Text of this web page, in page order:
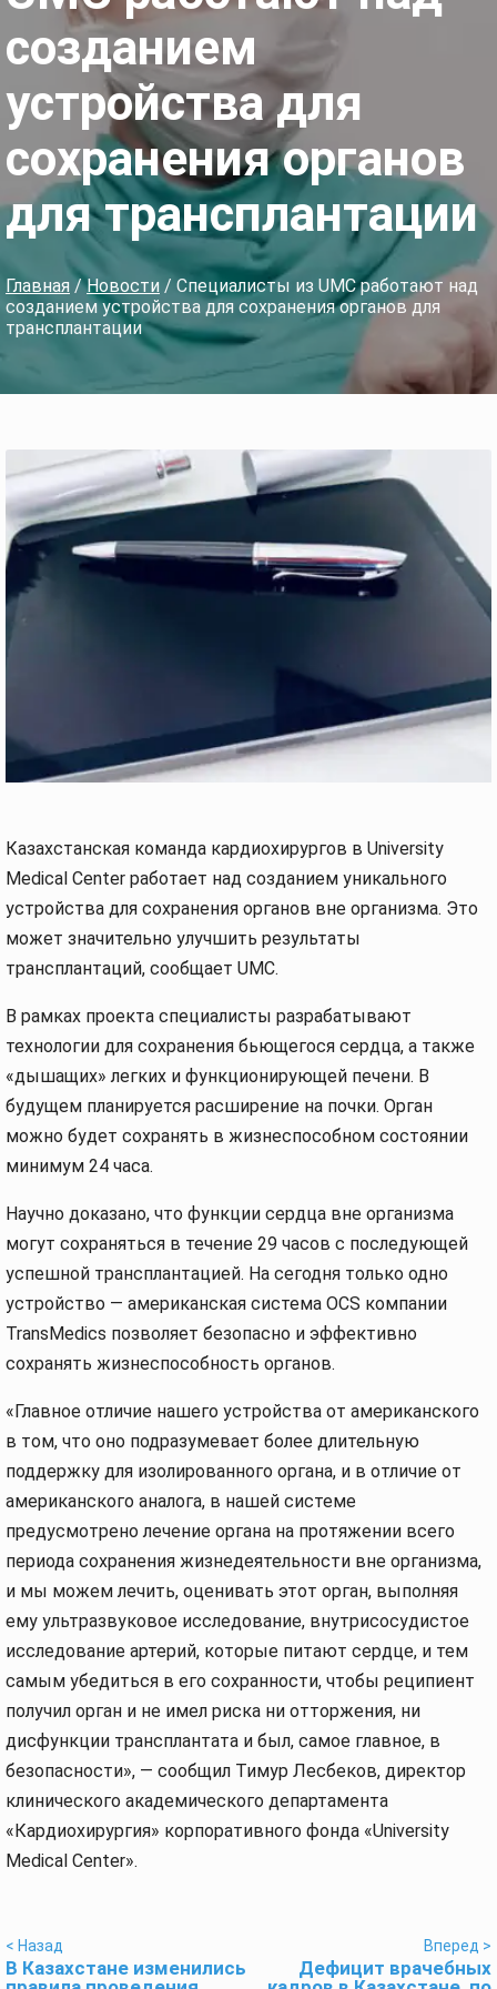
созданием
устройства для
сохранения органов
для трансплантации
Главная /Новости / Специалисты из UMC работают над
созданием устройства для сохранения органов для
трансплантации
Казахстанская команда кардиохирургов в University
Medical Center работает над созданием уникального
устройства для сохранения органов вне организма. Это
может значительно улучшить результаты
трансплантаций, сообщает UMC.
В рамках проекта специалисты разрабатывают
технологии для сохранения бьющегося сердца, а также
«дышащих» легких и функционирующей печени. В
будущем планируется расширение на почки. Орган
можно будет сохранять в жизнеспособном состоянии
минимум 24 часа.
Научно доказано, что функции сердца вне организма
могут сохраняться в течение 29 часов с последующей
успешной трансплантацией. На сегодня только одно
устройство — американская система OCS компании
TransMedics позволяет безопасно и эффективно
сохранять жизнеспособность органов.
«Главное отличие нашего устройства от американского
в том, что оно подразумевает более длительную
поддержку для изолированного органа, и в отличие от
американского аналога, в нашей системе
предусмотрено лечение органа на протяжении всего
периода сохранения жизнедеятельности вне организма,
и мы можем лечить, оценивать этот орган, выполняя
ему ультразвуковое исследование, внутрисосудистое
исследование артерий, которые питают сердце, и тем
самым убедиться в его сохранности, чтобы реципиент
получил орган и не имел риска ни отторжения, ни
дисфункции трансплантата и был, самое главное, в
безопасности», — сообщил Тимур Лесбеков, директор
клинического академического департамента
«Кардиохирургия» корпоративного фонда «University
Medical Center».
< Назад
В Казахстане изменились
Вперед >
Дефицит врачебных